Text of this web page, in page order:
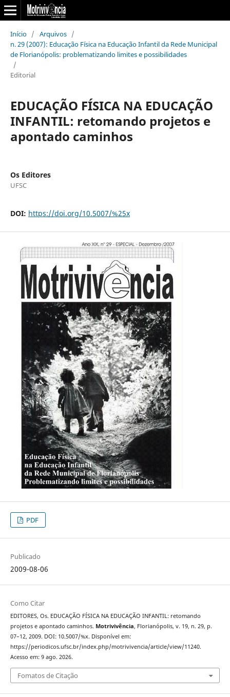
Início / Arquivos /
n. 29 (2007): Educação Física na Educação Infantil da Rede Municipal
de Florianópolis: problematizando limites e possibilidades
/
Editorial
EDUCAÇÃO FÍSICA NA EDUCAÇÃO
INFANTIL: retomando projetos e
apontado caminhos
Os Editores
UFSC
DOI: https://doi.org/10.5007/%25x
PDF
Publicado
2009-08-06
Como Citar
EDITORES, Os. EDUCAÇÃO FÍSICA NA EDUCAÇÃO INFANTIL: retomando
projetos e apontado caminhos. Motrivivência, Florianópolis, v. 19, n. 29, p.
07–12, 2009. DOI: 10.5007/%x. Disponível em:
https://periodicos.ufsc.br/index.php/motrivivencia/article/view/11240.
Acesso em: 9 ago. 2026.
Fomatos de Citação